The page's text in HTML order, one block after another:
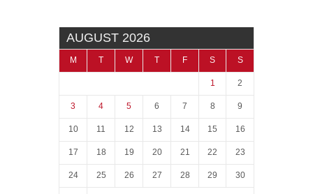
AUGUST 2026
M T W T F S S
1 2
3 4 5 6 7 8 9
10 11 12 13 14 15 16
17 18 19 20 21 22 23
24 25 26 27 28 29 30